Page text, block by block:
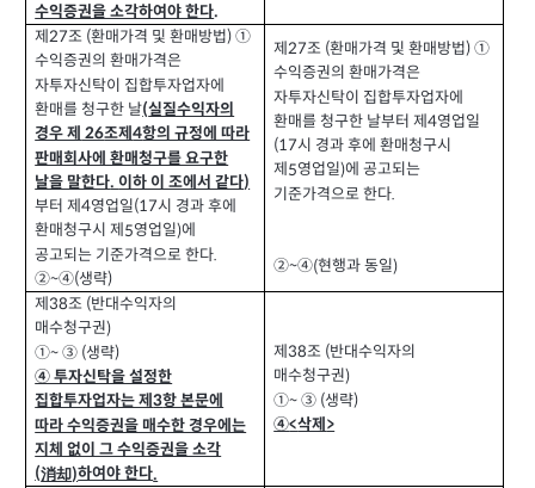
수익증권을 소각하여야 한다.
제27조 (환매가격 및 환매방법)①
수익증권의 환매가격은
자투자신탁이 집합투자업자에
환매를 청구한 날(실질수익자의
경우 제 26조제4항의 규정에 따라
판매회사에 환매청구를 요구한
날을 말한다. 이하 이 조에서 같다)
부터 제4영업일(17시 경과 후에
환매청구시 제 5영업일)에
공고되는 기준가격으로 한다.
②~④(생략)
제27조 (환매가격 및 환매방법)①
수익증권의 환매가격은
자투자신탁이 집합투자업자에
환매를 청구한 날부터 제4영업일
(17시 경과 후에 환매청구시
제 5영업일)에 공고되는
기준가격으로 한다.
②~④(현행과 동일)
제38조 (반대수익자의
매수청구권)
①~③ (생략)
④ 투자신탁을 설정한
집합투자업자는 제3항 본문에
따라 수익증권을 매수한 경우에는
지체 없이 그 수익증권을 소각
(消却)하여야 한다.
제38조 (반대수익자의
매수청구권)
①~③ (생략)
④<삭제 >